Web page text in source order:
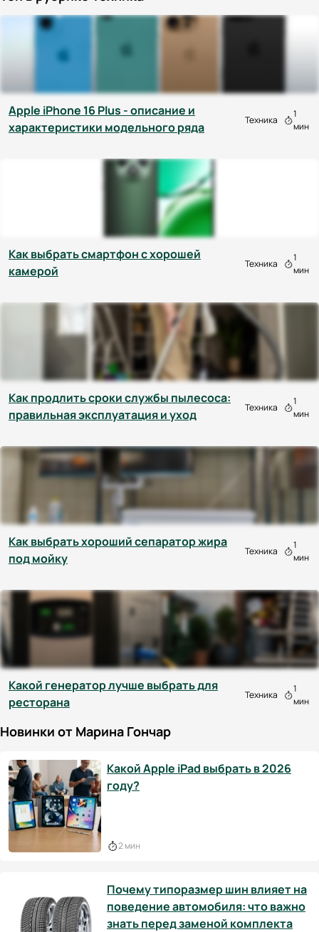
Apple iPhone 16 Plus - описание и
характеристики модельного ряда
Техника
1
мин
Как выбрать смартфон с хорошей
камерой
Техника
1
мин
Как продлить сроки службы пылесоса:
правильная эксплуатация и уход
Техника
1
мин
Как выбрать хороший сепаратор жира
под мойку
Техника
1
мин
Какой генератор лучше выбрать для
ресторана
Техника
1
мин
Новинки от Марина Гончар
Какой Apple iPad выбрать в 2026
году?
2 мин
Почему типоразмер шин влияет на
поведение автомобиля: что важно
знать перед заменой комплекта